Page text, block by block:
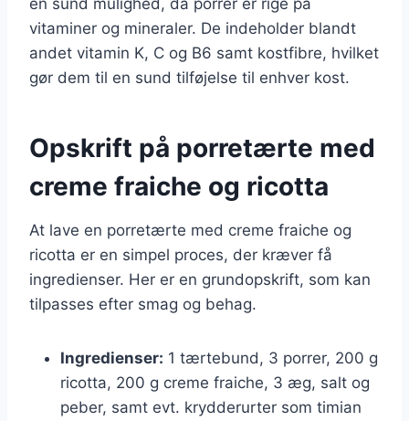
vitaminer og mineraler. De indeholder blandt
andet vitamin K, C og B6 samt kostfibre, hvilket
gør dem til en sund tilføjelse til enhver kost.
Opskrift på porretærte med
creme fraiche og ricotta
At lave en porretærte med creme fraiche og
ricotta er en simpel proces, der kræver få
ingredienser. Her er en grundopskrift, som kan
tilpasses efter smag og behag.
Ingredienser: 1 tærtebund, 3 porrer, 200 g
ricotta, 200 g creme fraiche, 3 æg, salt og
peber, samt evt. krydderurter som timian